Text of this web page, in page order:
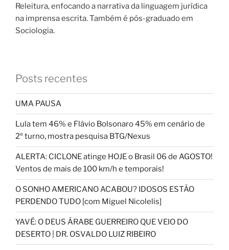
Releitura, enfocando a narrativa da linguagem jurídica
na imprensa escrita. Também é pós-graduado em
Sociologia.
Posts recentes
UMA PAUSA
Lula tem 46% e Flávio Bolsonaro 45% em cenário de
2º turno, mostra pesquisa BTG/Nexus
ALERTA: CICLONE atinge HOJE o Brasil 06 de AGOSTO!
Ventos de mais de 100 km/h e temporais!
O SONHO AMERICANO ACABOU? IDOSOS ESTÃO
PERDENDO TUDO [com Miguel Nicolelis]
YAVÉ: O DEUS ÁRABE GUERREIRO QUE VEIO DO
DESERTO | DR. OSVALDO LUIZ RIBEIRO